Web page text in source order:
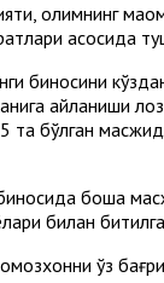
олимнинг
асосида
биносини
айланиши
бўлган
бошқа
билан
ўз